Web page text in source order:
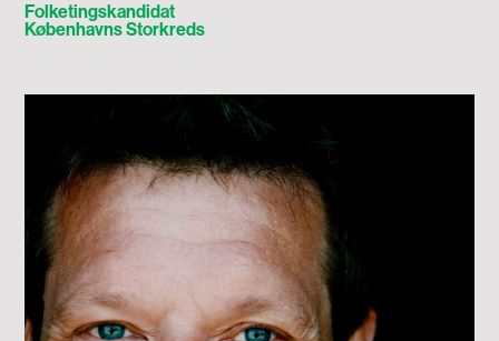
Folketingskandidat
Københavns Storkreds